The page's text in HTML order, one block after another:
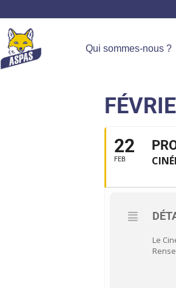
Qui sommes-nous ?
22
FEB
Le